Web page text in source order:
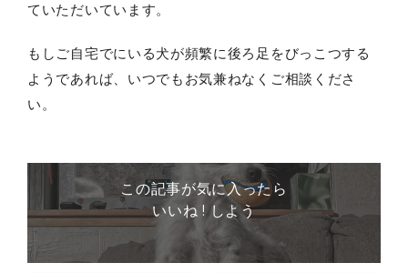
ていただいています。
もしご自宅でにいる犬が頻繁に後ろ足をびっこつする
ようであれば、いつでもお気兼ねなくご相談くださ
い。
この記事が気に入ったら
いいね ! しよう